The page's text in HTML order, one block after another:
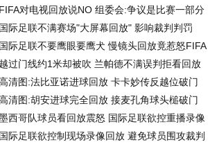
FIFA对电视回放说NO 组委会:争议是比赛一部分
国际足联不满赛场"大屏幕回放" 影响裁判判罚
国际足联不要鹰眼要鹰犬 慢镜头回放竟惹怒FIFA
越过门线约1米却被吹 兰帕德不满误判拒看回放
清图:法比亚诺进球回放 卡卡妙传反越位破门
清图:胡安进球完全回放 接麦孔角球头槌破门
西哥队球员看回放震怒 国际足联欲控重播录像
国际足联欲控制现场录像回放 避免球员围攻裁判